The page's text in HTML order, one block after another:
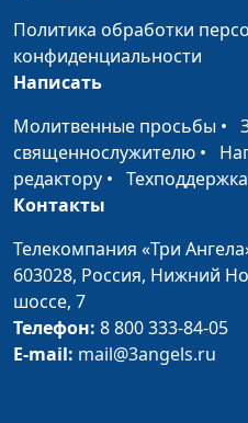
Бог избавил меня от
за будущее
Из бизнеса в
священнослужители:
Политика обработки
конфиденциальности
Написать
Молитвенные просьбы •
священнослужителю •
редактору • Техподдержка
Контакты
Телекомпания «Три
603028, Россия, Нижний
шоссе, 7
Телефон: 8 800 333-84-05
E-mail: mail@3angels.ru